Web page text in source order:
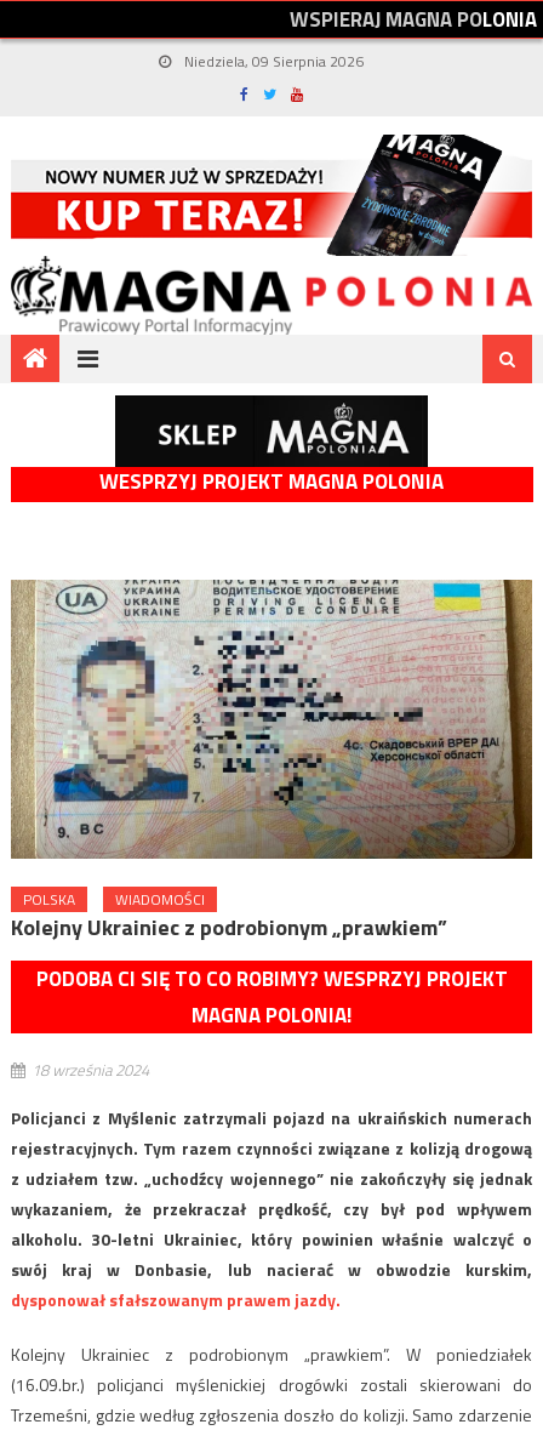
WSPIERAJMAGNAPOLONIA
Niedziela, 09 Sierpnia 2026
WESPRZYJ PROJEKT MAGNA POLONIA
POLSKA WIADOMOŚCI
Kolejny Ukrainiec z podrobionym „prawkiem”
PODOBA CI SIĘ TO CO ROBIMY? WESPRZYJ PROJEKT
MAGNA POLONIA!
18 września 2024
Policjanci z Myślenic zatrzymali pojazd na ukraińskich numerach
rejestracyjnych. Tym razem czynności związane z kolizją drogową
z udziałem tzw. „uchodźcy wojennego” nie zakończyły się jednak
wykazaniem, że przekraczał prędkość, czy był pod wpływem
alkoholu. 30-letni Ukrainiec, który powinien właśnie walczyć o
swój kraj w Donbasie, lub nacierać w obwodzie kurskim,
dysponował sfałszowanym prawem jazdy.
Kolejny Ukrainiec z podrobionym „prawkiem”. W poniedziałek
(16.09.br.) policjanci myślenickiej drogówki zostali skierowani do
Trzemeśni, gdzie według zgłoszenia doszło do kolizji. Samo zdarzenie